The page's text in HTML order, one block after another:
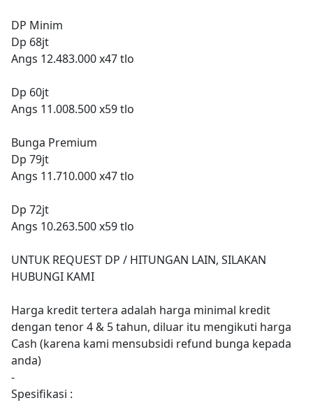
DP Minim
Dp 68jt
Angs 12.483.000 x47 tlo
Dp 60jt
Angs 11.008.500 x59 tlo
Bunga Premium
Dp 79jt
Angs 11.710.000 x47 tlo
Dp 72jt
Angs 10.263.500 x59 tlo
UNTUK REQUEST DP / HITUNGAN LAIN, SILAKAN
HUBUNGI KAMI
Harga kredit tertera adalah harga minimal kredit
dengan tenor 4 & 5 tahun, diluar itu mengikuti harga
Cash (karena kami mensubsidi refund bunga kepada
anda)
-
Spesifikasi :